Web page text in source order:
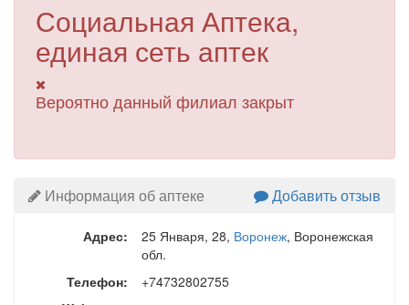
Социальная Аптека,
единая сеть аптек
Вероятно данный филиал закрыт
Информация об аптеке Добавить отзыв
Адрес: 25 Января, 28, Воронеж, Воронежская
обл.
Телефон:
+74732802755